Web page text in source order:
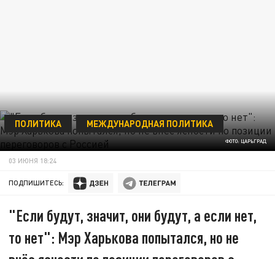
ФОТО: ЦАРЬГРАД
ПОЛИТИКА МЕЖДУНАРОДНАЯ ПОЛИТИКА
03 ИЮНЯ 18:24
ПОДПИШИТЕСЬ:
"Если будут, значит, они будут, а если нет,
то нет": Мэр Харькова попытался, но не